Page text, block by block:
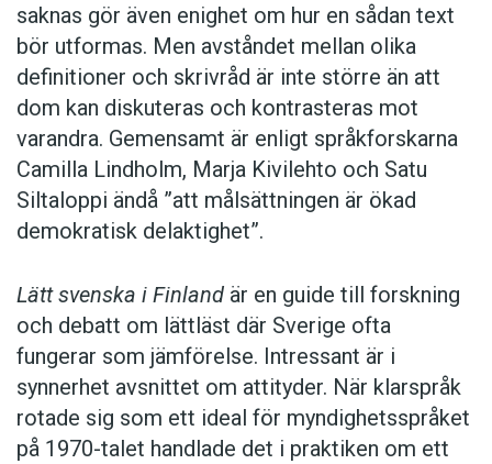
saknas gör även enighet om hur en sådan text
bör utformas. Men avståndet mellan olika
definitioner och skrivråd är inte större än att
dom kan diskuteras och kontrasteras mot
varandra. Gemensamt är enligt språkforskarna
Camilla Lindholm, Marja Kivilehto och Satu
Siltaloppi ändå ”att målsättningen är ökad
demokratisk delaktighet”.
Lätt svenska i Finland är en guide till forskning
och debatt om lättläst där ­Sverige ofta
fungerar som jämförelse. ­Intressant är i
synnerhet ­avsnittet om attityder. När klar­språk
rotade sig som ett ideal för myndighetsspråket
på 1970-talet handlade det i praktiken om ett